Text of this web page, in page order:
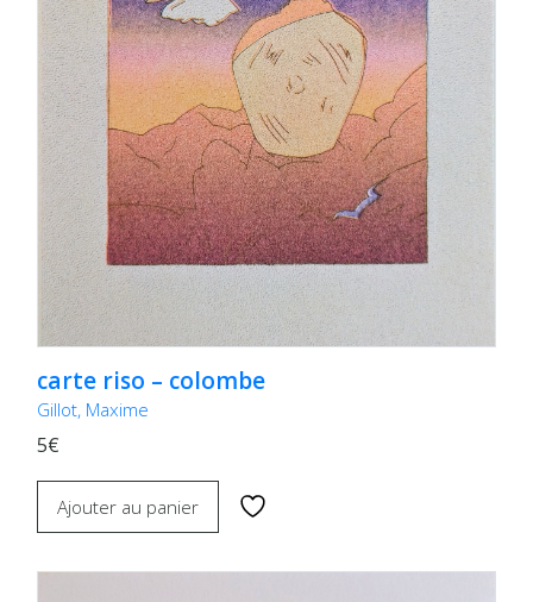
carte riso – colombe
Gillot, Maxime
5€
Ajouter au panier